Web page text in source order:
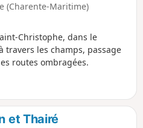
(Charente-Maritime)
Christophe, dans le
travers les champs, passage
routes ombragées.
et Thairé